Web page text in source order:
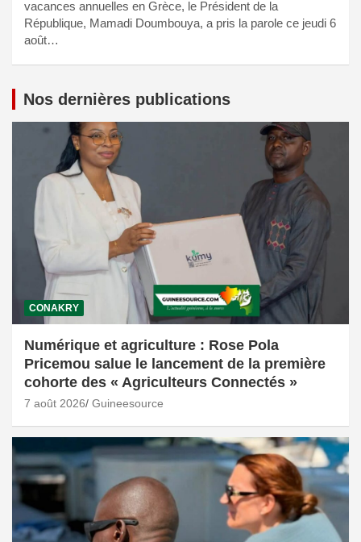
vacances annuelles en Grèce, le Président de la
République, Mamadi Doumbouya, a pris la parole ce jeudi 6
août…
Nos dernières publications
CONAKRY
Numérique et agriculture : Rose Pola
Pricemou salue le lancement de la première
cohorte des « Agriculteurs Connectés »
7 août 2026 Guineesource